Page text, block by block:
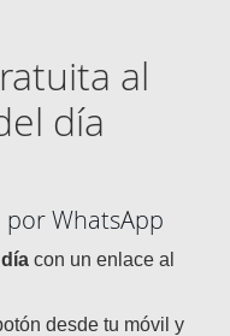
al
día
WhatsApp
con un enlace al
desde tu móvil y